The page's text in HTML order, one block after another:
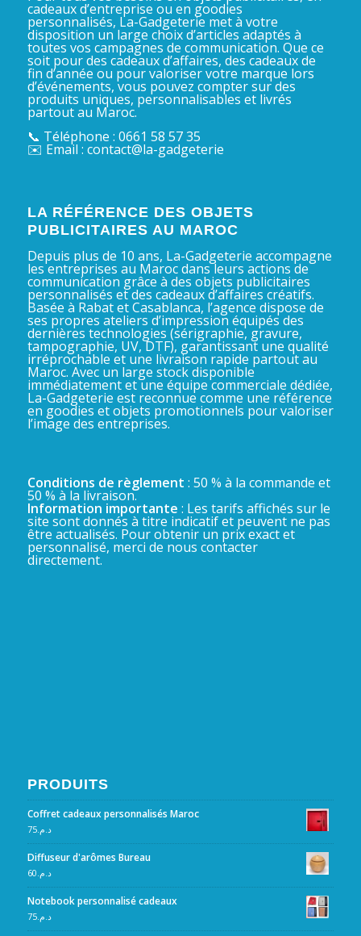
cadeaux d’entreprise ou en goodies
personnalisés, La-Gadgeterie met à votre
disposition un large choix d’articles adaptés à
toutes vos campagnes de communication. Que ce
soit pour des cadeaux d’affaires, des cadeaux de
fin d’année ou pour valoriser votre marque lors
d’événements, vous pouvez compter sur des
produits uniques, personnalisables et livrés
partout au Maroc.
📞 Téléphone : 0661 58 57 35
✉️ Email : contact@la-gadgeterie
LA RÉFÉRENCE DES OBJETS
PUBLICITAIRES AU MAROC
Depuis plus de 10 ans, La-Gadgeterie accompagne
les entreprises au Maroc dans leurs actions de
communication grâce à des objets publicitaires
personnalisés et des cadeaux d’affaires créatifs.
Basée à Rabat et Casablanca, l’agence dispose de
ses propres ateliers d’impression équipés des
dernières technologies (sérigraphie, gravure,
tampographie, UV, DTF), garantissant une qualité
irréprochable et une livraison rapide partout au
Maroc. Avec un large stock disponible
immédiatement et une équipe commerciale dédiée,
La-Gadgeterie est reconnue comme une référence
en goodies et objets promotionnels pour valoriser
l’image des entreprises.
Conditions de règlement : 50 % à la commande et
50 % à la livraison.
Information importante : Les tarifs affichés sur le
site sont donnés à titre indicatif et peuvent ne pas
être actualisés. Pour obtenir un prix exact et
personnalisé, merci de nous contacter
directement.
PRODUITS
Coffret cadeaux personnalisés Maroc
د.م.75
Diffuseur d'arômes Bureau
د.م. 60
Notebook personnalisé cadeaux
د.م.75